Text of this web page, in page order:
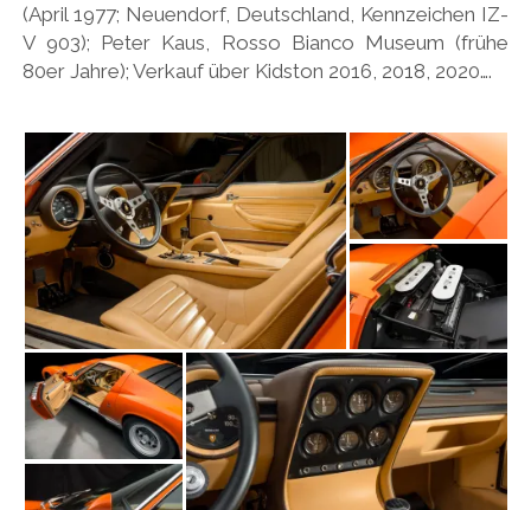
VORKRIEG
(April 1977; Neuendorf, Deutschland, Kennzeichen IZ-
V 903); Peter Kaus, Rosso Bianco Museum (frühe
80er Jahre); Verkauf über Kidston 2016, 2018, 2020….